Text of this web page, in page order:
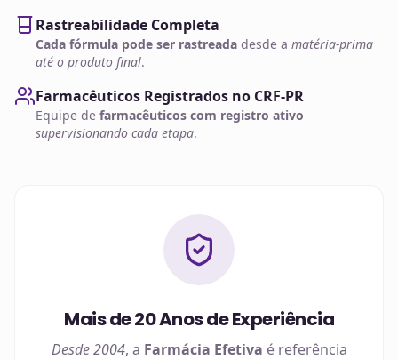
Rastreabilidade Completa
Cada fórmula pode ser rastreada desde a matéria-prima
até o produto final.
Farmacêuticos Registrados no CRF-PR
Equipe de farmacêuticos com registro ativo
supervisionando cada etapa.
Mais de 20 Anos de Experiência
Desde 2004, a Farmácia Efetiva é referência